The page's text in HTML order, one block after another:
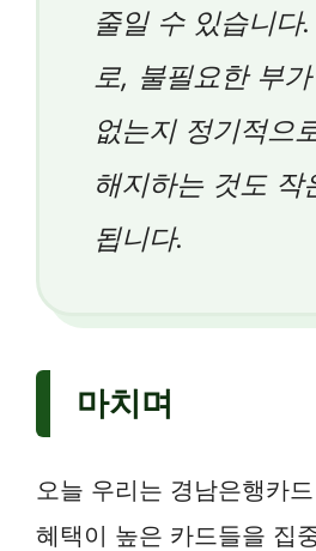
줄일 수 있습니다
로, 불필요한 부
없는지 정기적으
해지하는 것도 작
됩니다.
마치며
오늘 우리는 경남은행카
혜택이 높은 카드들을 집